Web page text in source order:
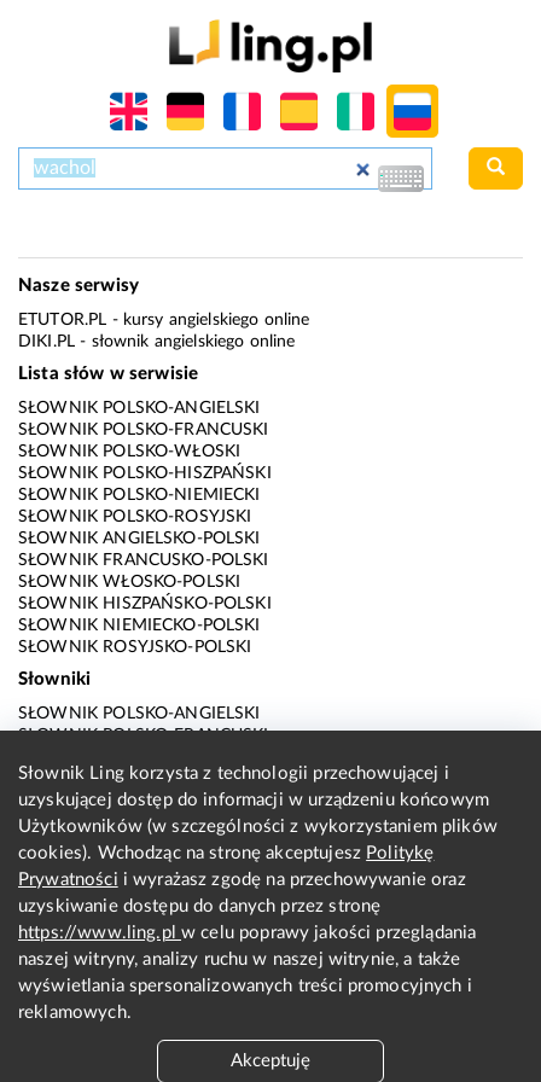
Nasze serwisy
ETUTOR.PL - kursy angielskiego online
DIKI.PL - słownik angielskiego online
Lista słów w serwisie
SŁOWNIK POLSKO-ANGIELSKI
SŁOWNIK POLSKO-FRANCUSKI
SŁOWNIK POLSKO-WŁOSKI
SŁOWNIK POLSKO-HISZPAŃSKI
SŁOWNIK POLSKO-NIEMIECKI
SŁOWNIK POLSKO-ROSYJSKI
SŁOWNIK ANGIELSKO-POLSKI
SŁOWNIK FRANCUSKO-POLSKI
SŁOWNIK WŁOSKO-POLSKI
SŁOWNIK HISZPAŃSKO-POLSKI
SŁOWNIK NIEMIECKO-POLSKI
SŁOWNIK ROSYJSKO-POLSKI
Słowniki
SŁOWNIK POLSKO-ANGIELSKI
SŁOWNIK POLSKO-FRANCUSKI
SŁOWNIK POLSKO-HISZPAŃSKI
SŁOWNIK POLSKO-NIEMIECKI
SŁOWNIK POLSKO-ROSYJSKI
SŁOWNIK ANGIELSKO-POLSKI
SŁOWNIK FRANCUSKO-POLSKI
SŁOWNIK WŁOSKO-POLSKI
SŁOWNIK HISZPAŃSKO-POLSKI
SŁOWNIK NIEMIECKO-POLSKI
SŁOWNIK ROSYJSKO-POLSKI
O nas
KONTAKT Z REDAKCJĄ
Słownik Ling korzysta z technologii przechowującej i
uzyskującej dostęp do informacji w urządzeniu końcowym
Użytkowników (w szczególności z wykorzystaniem plików
cookies). Wchodząc na stronę akceptujesz Politykę
Prywatności i wyrażasz zgodę na przechowywanie oraz
uzyskiwanie dostępu do danych przez stronę
https://www.ling.plw celu poprawy jakości przeglądania
naszej witryny, analizy ruchu w naszej witrynie, a także
wyświetlania spersonalizowanych treści promocyjnych i
reklamowych.
Akceptuję